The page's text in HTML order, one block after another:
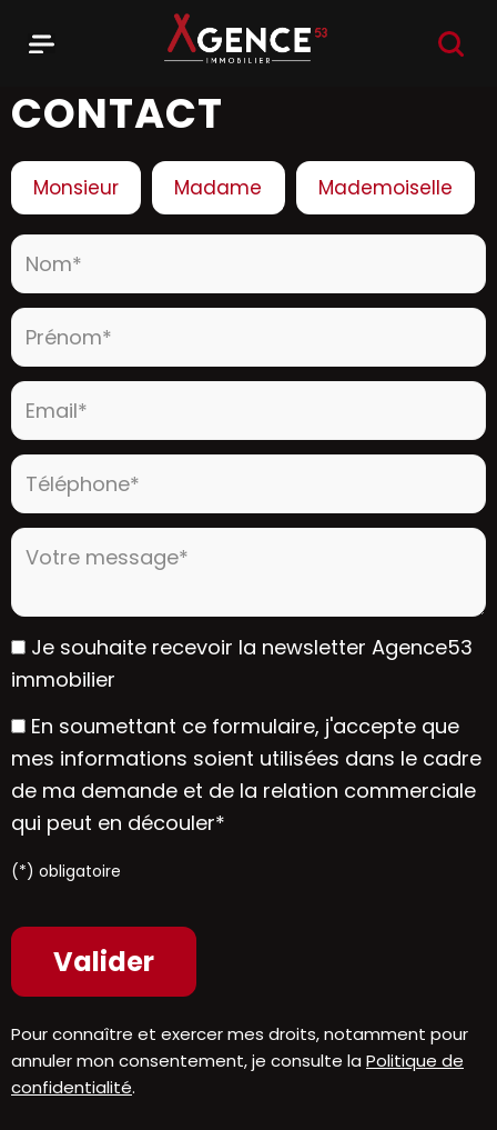
CONTACT
Civilité :
Monsieur Madame Mademoiselle
Nom* :
Prénom* :
Email* :
Téléphone* :
Votre message* :
Je souhaite recevoir la newsletter Agence53
immobilier
En soumettant ce formulaire, j'accepte que
mes informations soient utilisées dans le cadre
de ma demande et de la relation commerciale
qui peut en découler*
(*) obligatoire
Pour connaître et exercer mes droits, notamment pour
annuler mon consentement, je consulte la Politique de
confidentialité.